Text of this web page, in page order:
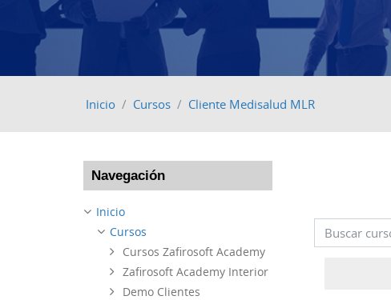
Inicio Cursos Cliente Medisalud MLR
Buscar cursos
Navegación
Inicio
Cursos
Cursos Zafirosoft Academy
Zafirosoft Academy Interior
Demo Clientes